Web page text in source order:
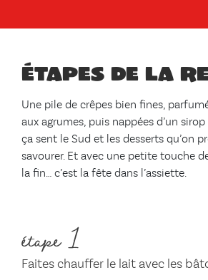
Étapes de la
Une pile de crêpes bien fines,
aux agrumes, puis nappées d’un sirop
ça sent le Sud et les desserts qu’on
savourer. Et avec une petite touche
la fin… c’est la fête dans l’assiette.
étape 1
Faites chauffer le lait avec les